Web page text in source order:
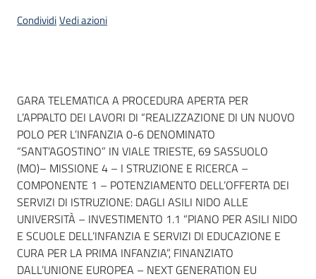
CondividiVedi azioni
Dati del bando
GARA TELEMATICA A PROCEDURA APERTA PER
L’APPALTO DEI LAVORI DI “REALIZZAZIONE DI UN NUOVO
POLO PER L’INFANZIA 0-6 DENOMINATO
“SANT’AGOSTINO” IN VIALE TRIESTE, 69 SASSUOLO
(MO)– MISSIONE 4 – I STRUZIONE E RICERCA –
COMPONENTE 1 – POTENZIAMENTO DELL’OFFERTA DEI
SERVIZI DI ISTRUZIONE: DAGLI ASILI NIDO ALLE
UNIVERSITÀ – INVESTIMENTO 1.1 “PIANO PER ASILI NIDO
E SCUOLE DELL’INFANZIA E SERVIZI DI EDUCAZIONE E
CURA PER LA PRIMA INFANZIA”, FINANZIATO
DALL’UNIONE EUROPEA – NEXT GENERATION EU